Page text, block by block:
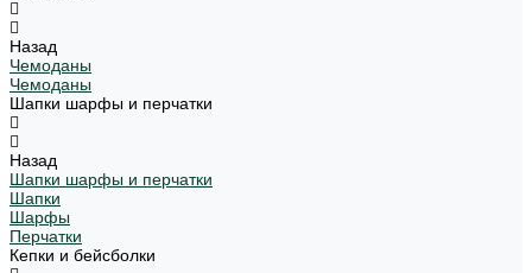
Назад
Чемоданы
Чемоданы
Шапки шарфы и перчатки
Назад
Шапки шарфы и перчатки
Шапки
Шарфы
Перчатки
Кепки и бейсболки